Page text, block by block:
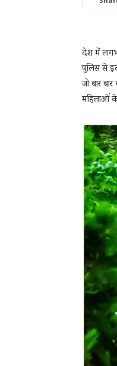
देश में
पुलिस से
जो बार
महिलाओं